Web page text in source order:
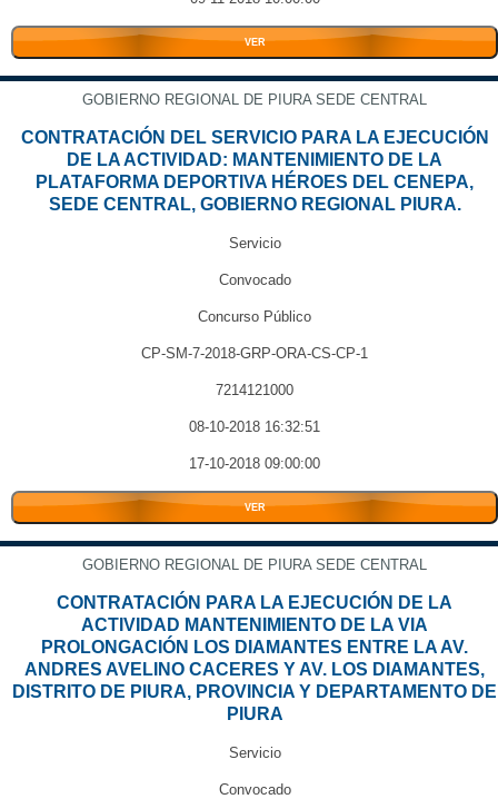
VER
GOBIERNO REGIONAL DE PIURA SEDE CENTRAL
CONTRATACIÓN DEL SERVICIO PARA LA EJECUCIÓN
DE LA ACTIVIDAD: MANTENIMIENTO DE LA
PLATAFORMA DEPORTIVA HÉROES DEL CENEPA,
SEDE CENTRAL, GOBIERNO REGIONAL PIURA.
Servicio
Convocado
Concurso Público
CP-SM-7-2018-GRP-ORA-CS-CP-1
7214121000
08-10-2018 16:32:51
17-10-2018 09:00:00
VER
GOBIERNO REGIONAL DE PIURA SEDE CENTRAL
CONTRATACIÓN PARA LA EJECUCIÓN DE LA
ACTIVIDAD MANTENIMIENTO DE LA VIA
PROLONGACIÓN LOS DIAMANTES ENTRE LA AV.
ANDRES AVELINO CACERES Y AV. LOS DIAMANTES,
DISTRITO DE PIURA, PROVINCIA Y DEPARTAMENTO DE
PIURA
Servicio
Convocado